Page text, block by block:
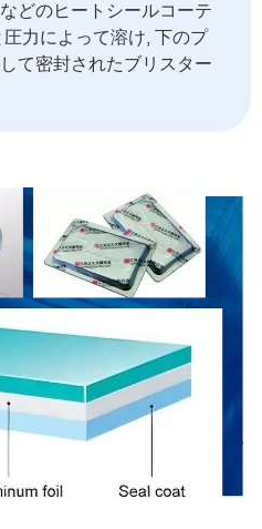
どのヒートシールコーテ
力によって溶け, 下のプ
て密封されたブリスター